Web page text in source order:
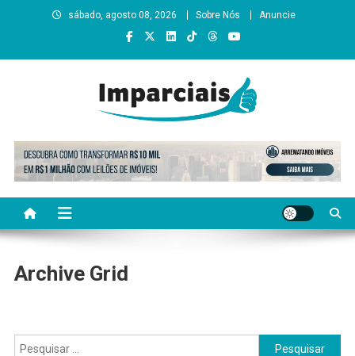
sábado, agosto 08, 2026 Sobre Nós Anuncie
Imparciais
Archive Grid
Pesquisar